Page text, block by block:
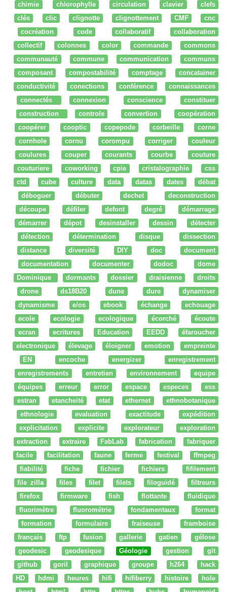
chimie
chlorophylle circulation clavier
clefs
clés
clic clignotte clignottement CMF
cnc
cocréation
code collaboratif
collaboration
collectif
colonnes color commande
commons
communauté
commune communication
communs
composant
compostabilité comptage
concatainer
conductivité
conections conférence
connaissances
connectés
connexion conscience
constituer
construction
controle convertion
coopération
coopérer
cooptic copepode corbeille
corne
cornhole
cornu corompu corriger
couleur
coulures
couper courants courbe
couture
couturiere
coworking cpie cristalographie
css
ctd
cube culture data datas dates
débat
déboguer
débuter dechet
deconstruction
découpe
défiler defont degré
démarrage
démarrer
dépot desinstaller dessin
détecter
détection
détermination disque
dissection
distance
diversité DIY doc
document
documentation
documenter dodoc
dome
Dominique
dormants dossier draisienne
droits
drone
ds18B20 dune dure
dynamiser
dynamisme
e/os ebook échange
echouage
ecole
ecologie ecologique écorché
écoute
ecran
ecritures Education EEDD
éfaroucher
electronique
élevage éloigner emotion
empreinte
EN
encoche energizer
enregistrement
enregistrements
entretien environnement
equipe
équipes
erreur error espace especes
ess
estran
etancheité etat ethernet
ethnobotanique
ethnologie
evaluation exactitude
expédition
explicitation
explicite explorateur
exploration
extraction
extraire FabLab fabrication
fabriquer
facile
facilitation faune ferme festival
ffmpeg
fiabilité
fiche fichier fichiers
fifilement
file zilla
files filet filets filoguidé
filtreurs
firefox
firmware fish flottante
fluidique
fluorimètre
fluorométrie fondamentaux
format
formation
formulaire fraiseuse
framboise
français
ftp fusion gallerie gatien
gélose
geodesic
geodesique Géologie gestion
git
github
goril graphique groupe h264
hack
HD
hdmi heures hifi hifiberry histoire
hole